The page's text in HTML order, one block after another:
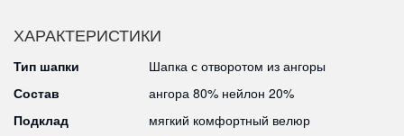
ХАРАКТЕРИСТИКИ
Тип шапки
Шапка с отворотом из ангоры
Состав
ангора 80% нейлон 20%
Подклад
мягкий комфортный велюр